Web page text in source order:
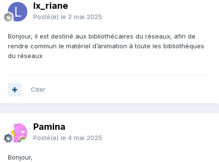
lx_riane
Posté(e) le 2 mai 2025
Bonjour, il est destiné aux bibliothécaires du réseaux, afin de
rendre commun le matériel d’animation à toute les bibliothèques
du réseaux
Citer
Pamina
Posté(e) le 4 mai 2025
Bonjour,